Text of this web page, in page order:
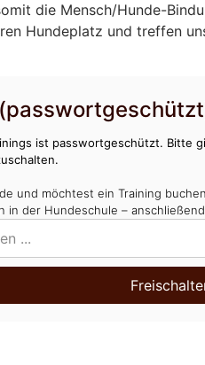
die Mensch/Hunde-
Hundeplatz und treffen
ist passwortgeschützt. Bitte
und möchtest ein Training
in der Hundeschule –